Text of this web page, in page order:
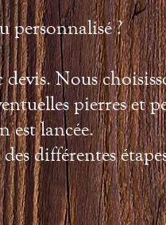
personnalisé ?
Nous
pierres et
est lancée.
différentes